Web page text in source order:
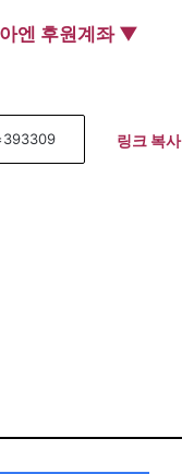
엔 후원계좌 ▼
링크 복사